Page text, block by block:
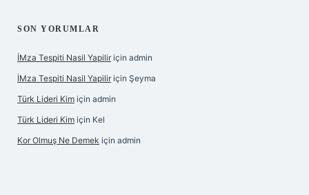
SON YORUMLAR
İMza Tespiti Nasil Yapilir için admin
İMza Tespiti Nasil Yapilir için Şeyma
Türk Lideri Kim için admin
Türk Lideri Kim için Kel
Kor Olmuş Ne Demek için admin